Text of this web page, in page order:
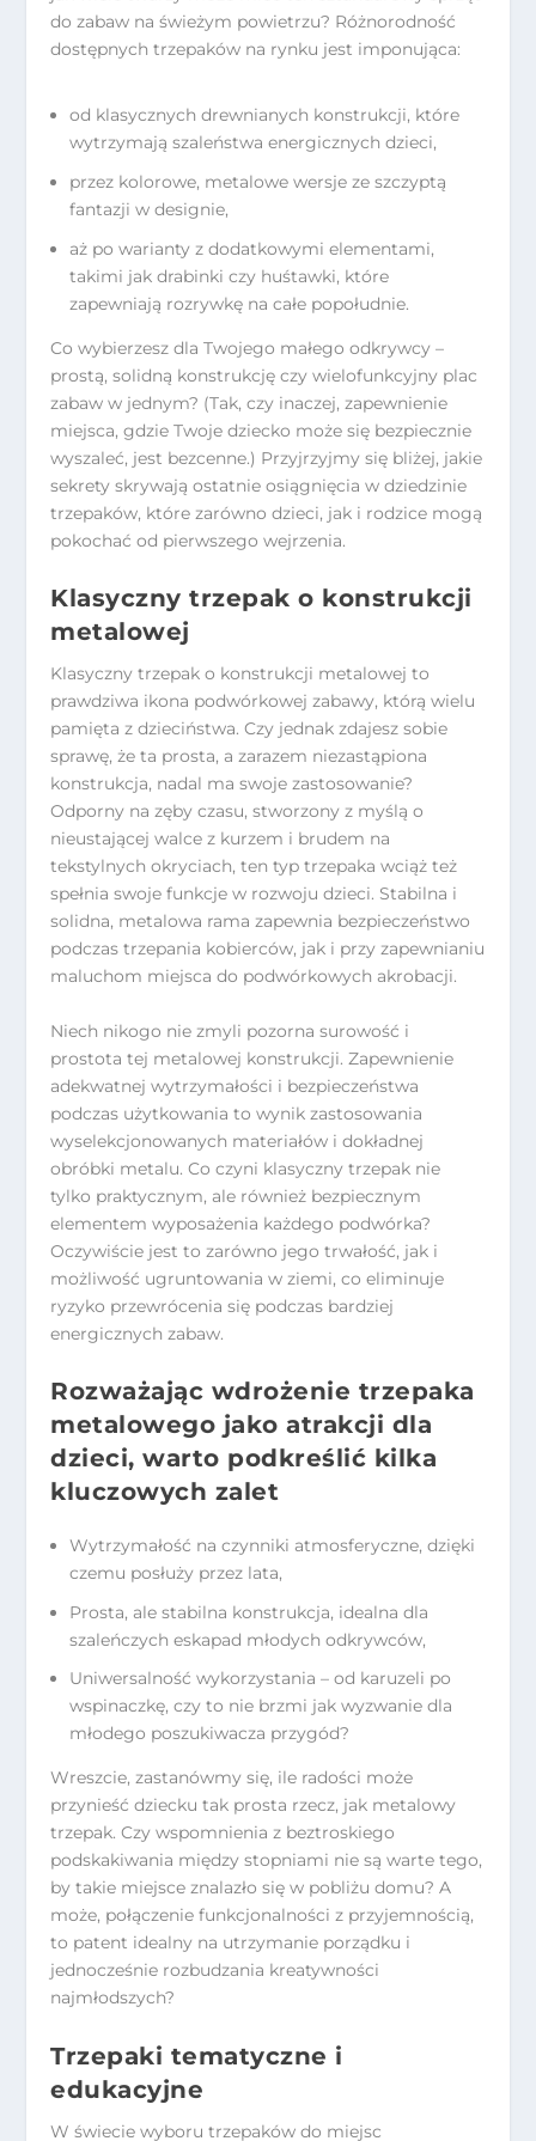
do zabaw na świeżym powietrzu? Różnorodność
dostępnych trzepaków na rynku jest imponująca:
od klasycznych drewnianych konstrukcji, które
wytrzymają szaleństwa energicznych dzieci,
przez kolorowe, metalowe wersje ze szczyptą
fantazji w designie,
aż po warianty z dodatkowymi elementami,
takimi jak drabinki czy huśtawki, które
zapewniają rozrywkę na całe popołudnie.
Co wybierzesz dla Twojego małego odkrywcy –
prostą, solidną konstrukcję czy wielofunkcyjny plac
zabaw w jednym? (Tak, czy inaczej, zapewnienie
miejsca, gdzie Twoje dziecko może się bezpiecznie
wyszaleć, jest bezcenne.) Przyjrzyjmy się bliżej, jakie
sekrety skrywają ostatnie osiągnięcia w dziedzinie
trzepaków, które zarówno dzieci, jak i rodzice mogą
pokochać od pierwszego wejrzenia.
Klasyczny trzepak o konstrukcji
metalowej
Klasyczny trzepak o konstrukcji metalowej to
prawdziwa ikona podwórkowej zabawy, którą wielu
pamięta z dzieciństwa. Czy jednak zdajesz sobie
sprawę, że ta prosta, a zarazem niezastąpiona
konstrukcja, nadal ma swoje zastosowanie?
Odporny na zęby czasu, stworzony z myślą o
nieustającej walce z kurzem i brudem na
tekstylnych okryciach, ten typ trzepaka wciąż też
spełnia swoje funkcje w rozwoju dzieci. Stabilna i
solidna, metalowa rama zapewnia bezpieczeństwo
podczas trzepania kobierców, jak i przy zapewnianiu
maluchom miejsca do podwórkowych akrobacji.
Niech nikogo nie zmyli pozorna surowość i
prostota tej metalowej konstrukcji. Zapewnienie
adekwatnej wytrzymałości i bezpieczeństwa
podczas użytkowania to wynik zastosowania
wyselekcjonowanych materiałów i dokładnej
obróbki metalu. Co czyni klasyczny trzepak nie
tylko praktycznym, ale również bezpiecznym
elementem wyposażenia każdego podwórka?
Oczywiście jest to zarówno jego trwałość, jak i
możliwość ugruntowania w ziemi, co eliminuje
ryzyko przewrócenia się podczas bardziej
energicznych zabaw.
Rozważając wdrożenie trzepaka
metalowego jako atrakcji dla
dzieci, warto podkreślić kilka
kluczowych zalet
Wytrzymałość na czynniki atmosferyczne, dzięki
czemu posłuży przez lata,
Prosta, ale stabilna konstrukcja, idealna dla
szaleńczych eskapad młodych odkrywców,
Uniwersalność wykorzystania – od karuzeli po
wspinaczkę, czy to nie brzmi jak wyzwanie dla
młodego poszukiwacza przygód?
Wreszcie, zastanówmy się, ile radości może
przynieść dziecku tak prosta rzecz, jak metalowy
trzepak. Czy wspomnienia z beztroskiego
podskakiwania między stopniami nie są warte tego,
by takie miejsce znalazło się w pobliżu domu? A
może, połączenie funkcjonalności z przyjemnością,
to patent idealny na utrzymanie porządku i
jednocześnie rozbudzania kreatywności
najmłodszych?
Trzepaki tematyczne i
edukacyjne
W świecie wyboru trzepaków do miejsc